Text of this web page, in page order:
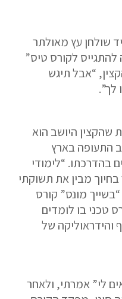
שולחן עץ מאולתר
לקורס טיס”
“אבל תיגש
לך”.
שהקצין היושב הוא
התעופה בארץ
בהדרכתו. “לימודי
בחיוך מבין את תשוקתי
מונס” קורס
טכני בו לומדים
והידראוליקה של
לי” אמרתי, ולאחר